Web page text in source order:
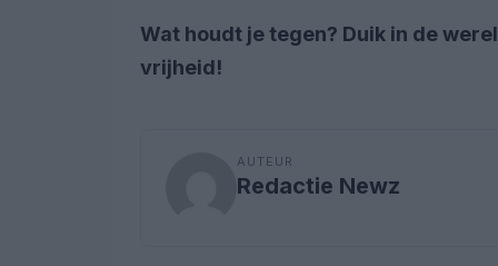
Wat houdt je tegen? Duik in de
vrijheid!
AUTEUR
Redactie Newz